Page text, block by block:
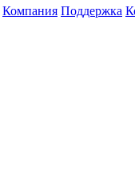
Компания Поддержка